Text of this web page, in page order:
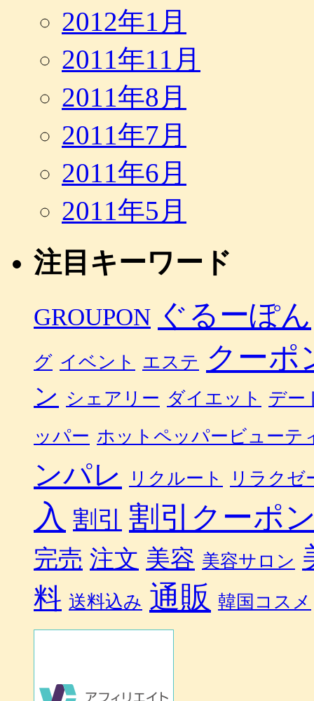
2012年1月
2011年11月
2011年8月
2011年7月
2011年6月
2011年5月
注目キーワード
GROUPON ぐるーぽん
グ イベント エステ クーポ
ン シェアリー ダイエット
デー
ッパー ホットペッパービューテ
ンパレ リクルート リラクゼ
入 割引 割引クーポ
完売 注文 美容 美容サロン
料 送料込み 通販 韓国コスメ